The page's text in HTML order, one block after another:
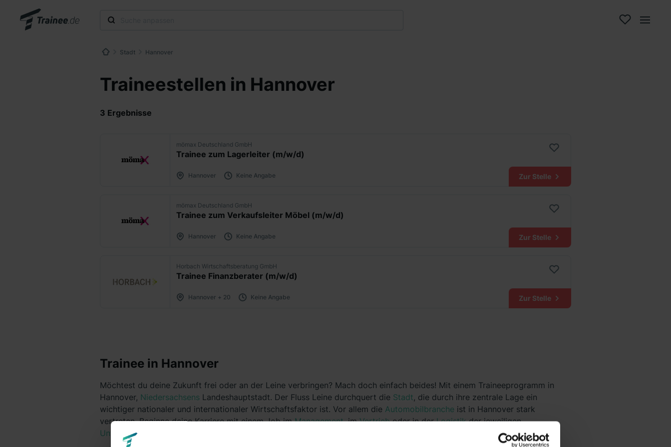
Stadt Hannover
Traineestellen in Hannover
3 Ergebnisse
mömax Deutschland GmbH
Trainee zum Lagerleiter (m/w/d)
Hannover Keine Angabe Zur Stelle
mömax Deutschland GmbH
Trainee zum Verkaufsleiter Möbel (m/w/d)
Hannover Keine Angabe Zur Stelle
Horbach Wirtschaftsberatung GmbH
Trainee Finanzberater (m/w/d)
Hannover + 20 Keine Angabe Zur Stelle
Trainee in Hannover
Möchtest du deine Zukunft frei oder an der Leine verbringen? Mach doch einfach beides! Mit einem Traineeprogramm in
Hannover, Niedersachsens Landeshauptstadt. Der Fluss Leine durchquert die Stadt, die durch ihre zentrale Lage ein
wichtiger nationaler und internationaler Wirtschaftsfaktor ist. Vor allem die Automobilbranche ist in Hannover stark
vertreten. Beginne deine Karriere mit einem Job imManagement, imVertrieboder in derLogistikder jeweiligen
Unternehmen